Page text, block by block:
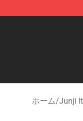
ホーム/Junji